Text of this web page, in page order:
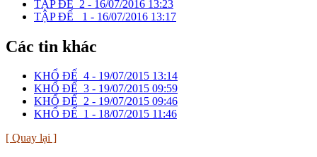
TẬP ĐẾ_2 - 16/07/2016 13:23
TẬP ĐẾ _1 - 16/07/2016 13:17
Các tin khác
KHỔ ĐẾ_4 - 19/07/2015 13:14
KHỔ ĐẾ_3 - 19/07/2015 09:59
KHỔ ĐẾ_2 - 19/07/2015 09:46
KHỔ ĐẾ_1 - 18/07/2015 11:46
[ Quay lại ]